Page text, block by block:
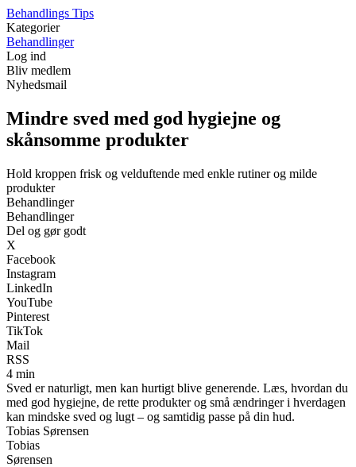
Behandlings Tips
Kategorier
Behandlinger
Log ind
Bliv medlem
Nyhedsmail
Mindre sved med god hygiejne og
skånsomme produkter
Hold kroppen frisk og velduftende med enkle rutiner og milde
produkter
Behandlinger
Behandlinger
Del og gør godt
X
Facebook
Instagram
LinkedIn
YouTube
Pinterest
TikTok
Mail
RSS
4 min
Sved er naturligt, men kan hurtigt blive generende. Læs, hvordan du
med god hygiejne, de rette produkter og små ændringer i hverdagen
kan mindske sved og lugt – og samtidig passe på din hud.
Tobias Sørensen
Tobias
Sørensen